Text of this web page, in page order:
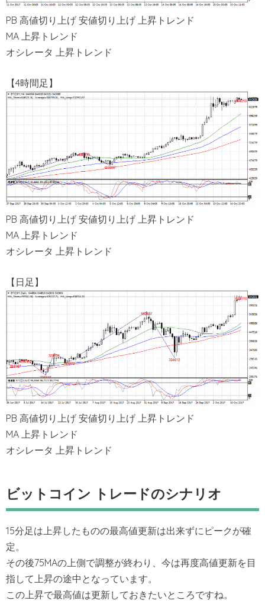
PB 高値切り上げ 安値切り上げ 上昇トレンド
MA 上昇トレンド
オシレータ 上昇トレンド
【4時間足】
PB 高値切り上げ 安値切り上げ 上昇トレンド
MA 上昇トレンド
オシレータ 上昇トレンド
【日足】
PB 高値切り上げ 安値切り上げ 上昇トレンド
MA 上昇トレンド
オシレータ 上昇トレンド
ビットコイン トレードのシナリオ
15分足は上昇したものの最高値更新は出来ずにピークが確
定。
その後75MAの上側で調整が終わり、今は再度高値更新を目
指して上昇の途中となっています。
この上昇で最高値は更新しておきたいところですね。